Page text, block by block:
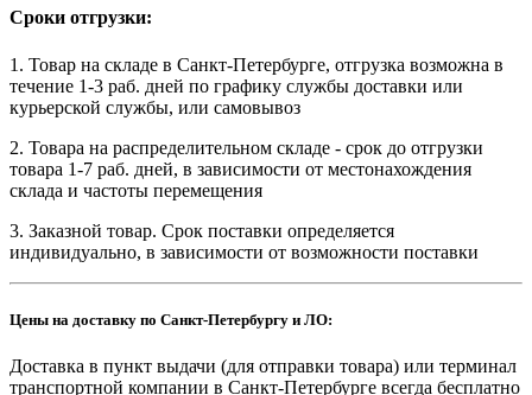
Сроки отгрузки:
1. Товар на складе в Санкт-Петербурге, отгрузка возможна в
течение 1-3 раб. дней по графику службы доставки или
курьерской службы, или самовывоз
2. Товара на распределительном складе - срок до отгрузки
товара 1-7 раб. дней, в зависимости от местонахождения
склада и частоты перемещения
3. Заказной товар. Срок поставки определяется
индивидуально, в зависимости от возможности поставки
Цены на доставку по Санкт-Петербургу и ЛО:
Доставка в пункт выдачи (для отправки товара) или терминал
транспортной компании в Санкт-Петербурге всегда бесплатно